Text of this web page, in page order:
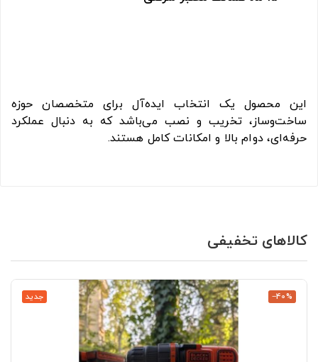
این محصول یک انتخاب ایده‌آل برای متخصصان حوزه
ساخت‌وساز، تخریب و نصب می‌باشد که به دنبال عملکرد
حرفه‌ای، دوام بالا و امکانات کامل هستند.
کالاهای تخفیفی
جدید ‎−40%